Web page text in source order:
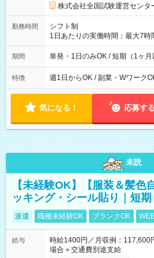
円の場合あり ・国家試験 7:00
円（役割手当＋100円）×6時間＝日
間】試用期間なし
株式会社全国試験運営センタ
勤務時間
シフト制
1日あたりの実働時間：最大7
間は 試験により異なります。
期間 単発・1日のみOK / 短期（1ヶ月
特徴 週1日からOK / 副業・Wワーク
気になる！ 応募する
未読
【未経験OK】【服装＆髪色
ッキング・シール貼り｜短期
派遣 職種未経験OK ブランクOK
給与
時給1400円／月収例：117,600
場合＋交通費別途支給